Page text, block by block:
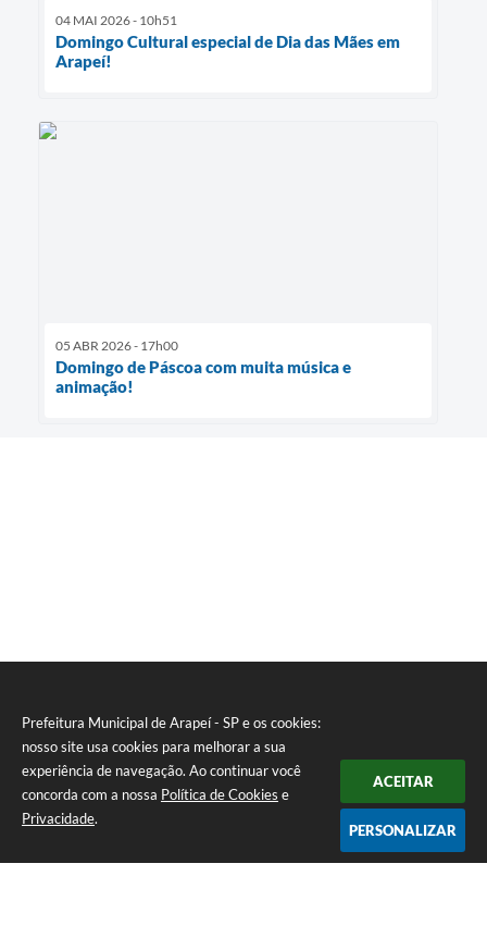
Prefeitura Municipal de Arapeí - SP e os cookies:
nosso site usa cookies para melhorar a sua
experiência de navegação. Ao continuar você
concorda com a nossa Política de Cookies e
Privacidade.
ACEITAR
PERSONALIZAR
04 MAI 2026 - 10h51
Domingo Cultural especial de Dia das Mães em
Arapeí!
05 ABR 2026 - 17h00
Domingo de Páscoa com muita música e
animação!